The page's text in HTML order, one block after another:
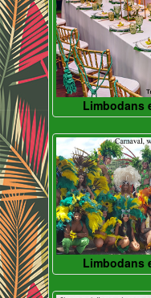
Limbodans
Limbodans